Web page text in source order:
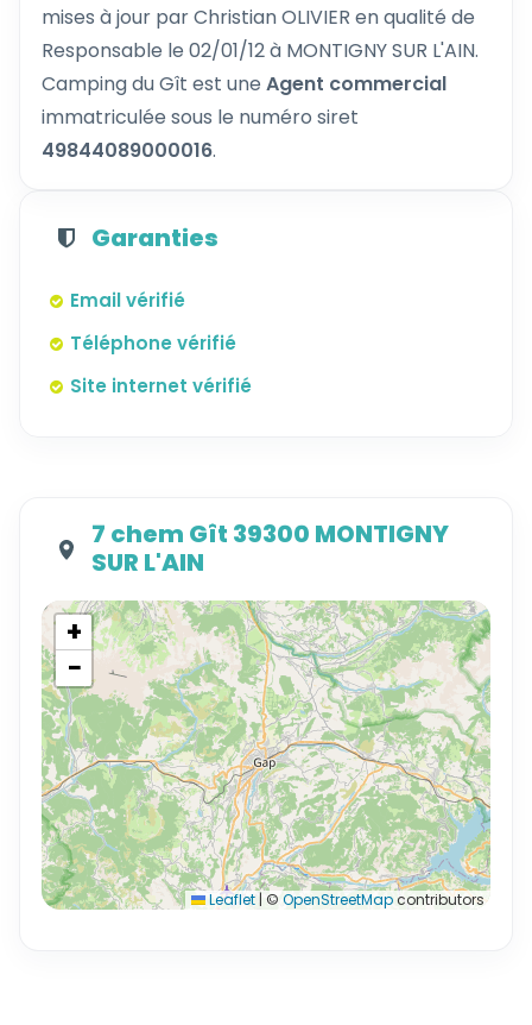
mises à jour par Christian OLIVIER en qualité de
Responsable le 02/01/12 à MONTIGNY SUR L'AIN.
Camping du Gît est une Agent commercial
immatriculée sous le numéro siret
49844089000016.
Garanties
Email vérifié
Téléphone vérifié
Site internet vérifié
7 chem Gît 39300 MONTIGNY
SUR L'AIN
+
−
Leaflet | © OpenStreetMapcontributors